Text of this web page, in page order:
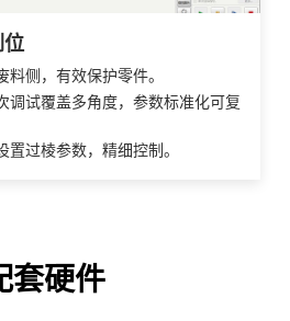
位
侧，有效保护零件。
调试覆盖多角度，参数标准化可复
过棱参数，精细控制。
套硬件